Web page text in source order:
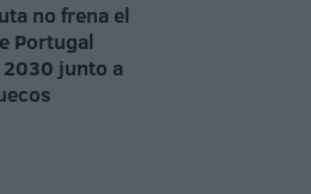
no frena el
Portugal
junto a